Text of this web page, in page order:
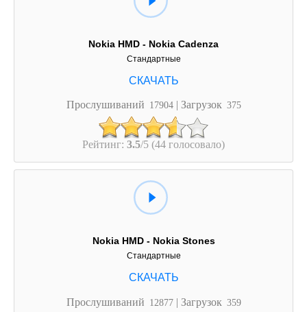
Nokia HMD - Nokia Cadenza
Стандартные
Прослушиваний 17904 | Загрузок 375
Рейтинг: 3.5/5 (44 голосовало)
Nokia HMD - Nokia Stones
Стандартные
Прослушиваний 12877 | Загрузок 359